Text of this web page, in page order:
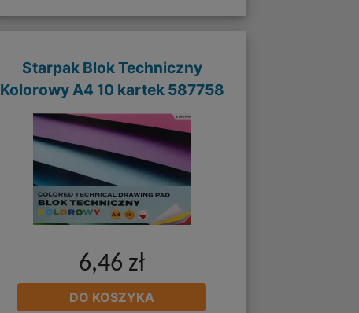
Starpak Blok Techniczny
Kolorowy A4 10 kartek 587758
6,46 zł
DO KOSZYKA